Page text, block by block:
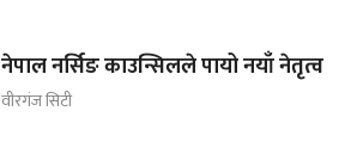
नेपाल नर्सिङ काउन्सिलले पायो नयाँ नेतृत्व
वीरगंज सिटी